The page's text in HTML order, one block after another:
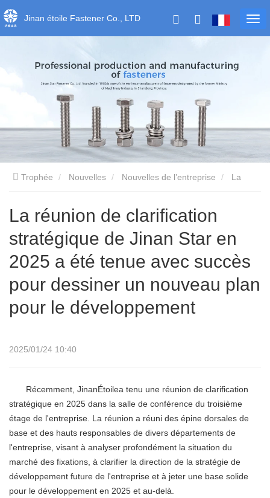
Jinan étoile Fastener Co., LTD
Trophée Nouvelles Nouvelles de l’entreprise
réunion de clarification stratégique de Jinan Star en 2025 a été
tenue avec succès pour dessiner un nouveau plan pour le
développement
La réunion de clarification
stratégique de Jinan Star en
2025 a été tenue avec succès
pour dessiner un nouveau plan
pour le développement
2025/01/24 10:40
Récemment, JinanÉtoilea tenu une réunion de clarification
stratégique en 2025 dans la salle de conférence du troisième
étage de l'entreprise. La réunion a réuni des épine dorsales de
base et des hauts responsables de divers départements de
l'entreprise, visant à analyser profondément la situation du
marché des fixations, à clarifier la direction de la stratégie de
développement future de l'entreprise et à jeter une base solide
pour le développement en 2025 et au-delà.